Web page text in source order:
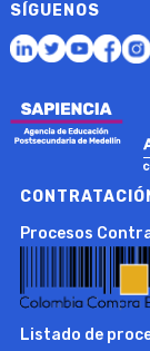
SÍGUENOS
Procesos
Listado de